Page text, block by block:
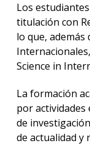
Los
titulación con
lo que,
Science in
La formación
por
de
de actualidad y